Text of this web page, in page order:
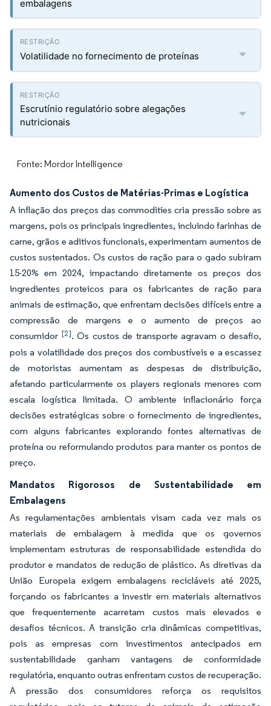
embalagens
Volatilidade no fornecimento de proteínas
Escrutínio regulatório sobre alegações
nutricionais
Fonte: Mordor Intelligence
Aumento dos Custos de Matérias-Primas e Logística
A inflação dos preços das commodities cria pressão sobre as
margens, pois os principais ingredientes, incluindo farinhas de
carne, grãos e aditivos funcionais, experimentam aumentos de
custos sustentados. Os custos de ração para o gado subiram
15-20% em 2024, impactando diretamente os preços dos
ingredientes proteicos para os fabricantes de ração para
animais de estimação, que enfrentam decisões difíceis entre a
compressão de margens e o aumento de preços ao
consumidor [2]. Os custos de transporte agravam o desafio,
pois a volatilidade dos preços dos combustíveis e a escassez
de motoristas aumentam as despesas de distribuição,
afetando particularmente os players regionais menores com
escala logística limitada. O ambiente inflacionário força
decisões estratégicas sobre o fornecimento de ingredientes,
com alguns fabricantes explorando fontes alternativas de
proteína ou reformulando produtos para manter os pontos de
preço.
Mandatos Rigorosos de Sustentabilidade em
Embalagens
As regulamentações ambientais visam cada vez mais os
materiais de embalagem à medida que os governos
implementam estruturas de responsabilidade estendida do
produtor e mandatos de redução de plástico. As diretivas da
União Europeia exigem embalagens recicláveis até 2025,
forçando os fabricantes a investir em materiais alternativos
que frequentemente acarretam custos mais elevados e
desafios técnicos. A transição cria dinâmicas competitivas,
pois as empresas com investimentos antecipados em
sustentabilidade ganham vantagens de conformidade
regulatória, enquanto outras enfrentam custos de recuperação.
A pressão dos consumidores reforça os requisitos